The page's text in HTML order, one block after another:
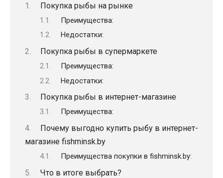
Покупка рыбы на рынке
Преимущества:
Недостатки:
Покупка рыбы в супермаркете
Преимущества:
Недостатки:
Покупка рыбы в интернет-магазине
Преимущества:
Почему выгодно купить рыбу в интернет-
магазине fishminsk.by
Преимущества покупки в fishminsk.by:
Что в итоге выбрать?